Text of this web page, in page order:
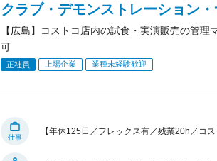
クラブ・デモンストレーション
【広島】コストコ店内の試食・実演販売の管
可
正社員 上場企業 業種未経験歓迎
仕事
【年休125日／フレックス有／残業20h／コ